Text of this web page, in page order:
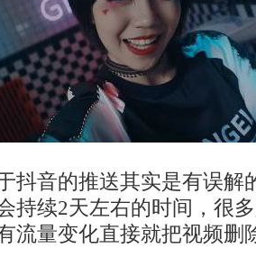
音的推送其实是有误解
持续2天左右的时间，很
流量变化直接就把视频删